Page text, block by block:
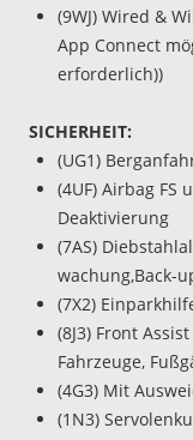
(9WJ) Wired &
App Connect
erforderlich))
SICHERHEIT:
(UG1)
(4UF) Airbag FS
Deaktivierung
(7AS)
wachung,Back-
(7X2)
(8J3) Front
Fahrzeuge,
(4G3) Mit
(1N3)